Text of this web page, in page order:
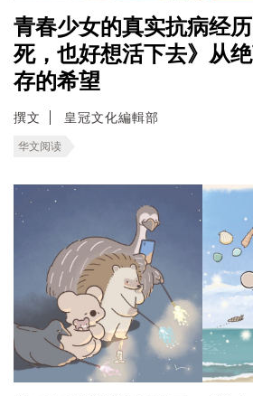
青春少女的真实抗病经
死，也好想活下去》从
存的希望
撰文 皇冠文化編輯部
华文阅读